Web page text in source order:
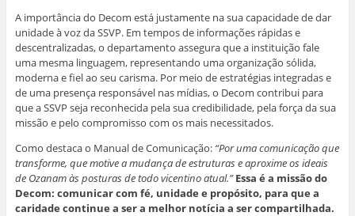
A importância do Decom está justamente na sua capacidade de dar
unidade à voz da SSVP. Em tempos de informações rápidas e
descentralizadas, o departamento assegura que a instituição fale
uma mesma linguagem, representando uma organização sólida,
moderna e fiel ao seu carisma. Por meio de estratégias integradas e
de uma presença responsável nas mídias, o Decom contribui para
que a SSVP seja reconhecida pela sua credibilidade, pela força da sua
missão e pelo compromisso com os mais necessitados.
Como destaca o Manual de Comunicação: “Por uma comunicação que
transforme, que motive a mudança de estruturas e aproxime os ideais
de Ozanam às posturas de todo vicentino atual.” Essa é a missão do
Decom: comunicar com fé, unidade e propósito, para que a
caridade continue a ser a melhor notícia a ser compartilhada.